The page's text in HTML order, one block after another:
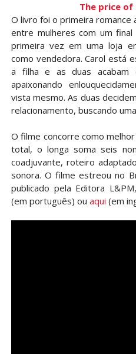
The price of
O livro foi o primeira romance
entre mulheres com um
primeira vez em uma loja
como vendedora. Carol está
a filha e as duas acabam
apaixonando
vista mesmo. As duas
relacionamento, buscando
O filme concorre como
total, o longa soma seis
coadjuvante, roteiro
sonora. O filme estreou no
publicado pela Editora
(em português) ou aqui (em